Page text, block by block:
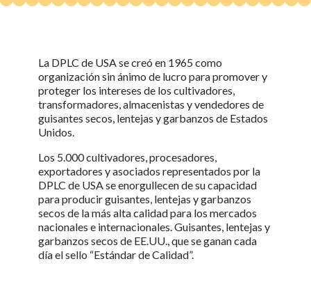
La DPLC de USA se creó en 1965 como
organización sin ánimo de lucro para promover y
proteger los intereses de los cultivadores,
transformadores, almacenistas y vendedores de
guisantes secos, lentejas y garbanzos de Estados
Unidos.
Los 5.000 cultivadores, procesadores,
exportadores y asociados representados por la
DPLC de USA se enorgullecen de su capacidad
para producir guisantes, lentejas y garbanzos
secos de la más alta calidad para los mercados
nacionales e internacionales. Guisantes, lentejas y
garbanzos secos de EE.UU., que se ganan cada
día el sello “Estándar de Calidad”.